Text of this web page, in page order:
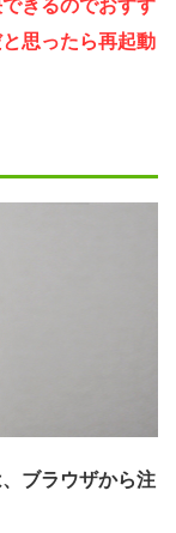
きるのでおすす
思ったら再起動
ブラウザから注